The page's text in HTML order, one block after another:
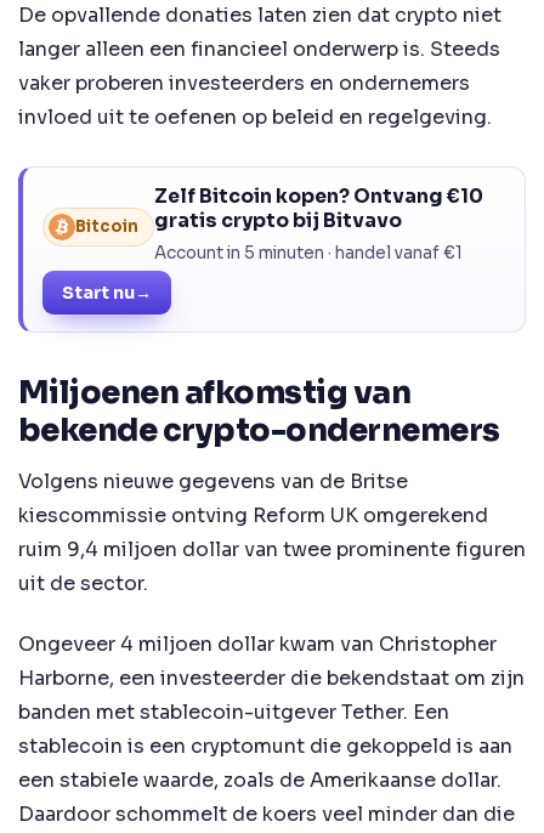
De opvallende donaties laten zien dat crypto niet
langer alleen een financieel onderwerp is. Steeds
vaker proberen investeerders en ondernemers
invloed uit te oefenen op beleid en regelgeving.
Bitcoin
Zelf Bitcoin kopen? Ontvang €10
gratis crypto bij Bitvavo
Account in 5 minuten · handel vanaf €1
Start nu→
Miljoenen afkomstig van
bekende crypto-ondernemers
Volgens nieuwe gegevens van de Britse
kiescommissie ontving Reform UK omgerekend
ruim 9,4 miljoen dollar van twee prominente figuren
uit de sector.
Ongeveer 4 miljoen dollar kwam van Christopher
Harborne, een investeerder die bekendstaat om zijn
banden met stablecoin-uitgever Tether. Een
stablecoin is een cryptomunt die gekoppeld is aan
een stabiele waarde, zoals de Amerikaanse dollar.
Daardoor schommelt de koers veel minder dan die